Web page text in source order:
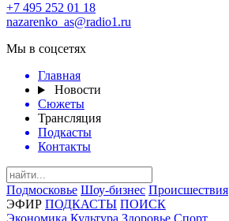
+7 495 252 01 18
nazarenko_as@radio1.ru
Мы в соцсетях
Главная
Новости
Сюжеты
Трансляция
Подкасты
Контакты
Подмосковье Шоу-бизнес Происшествия
ЭФИР ПОДКАСТЫ ПОИСК